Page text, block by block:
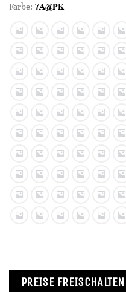
Farbe: 7A@PK
PREISE FREISCHALTEN